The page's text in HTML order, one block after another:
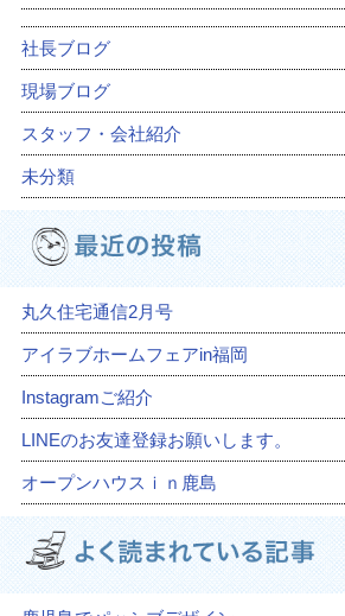
社長ブログ
現場ブログ
スタッフ・会社紹介
未分類
丸久住宅通信2月号
アイラブホームフェアin福岡
Instagramご紹介
LINEのお友達登録お願いします。
オープンハウスｉｎ鹿島